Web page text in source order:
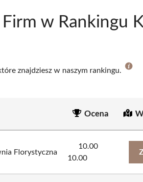
w Rankingu
znajdziesz w naszym rankingu.
Ocena
Florystyczna
10.00
10.00